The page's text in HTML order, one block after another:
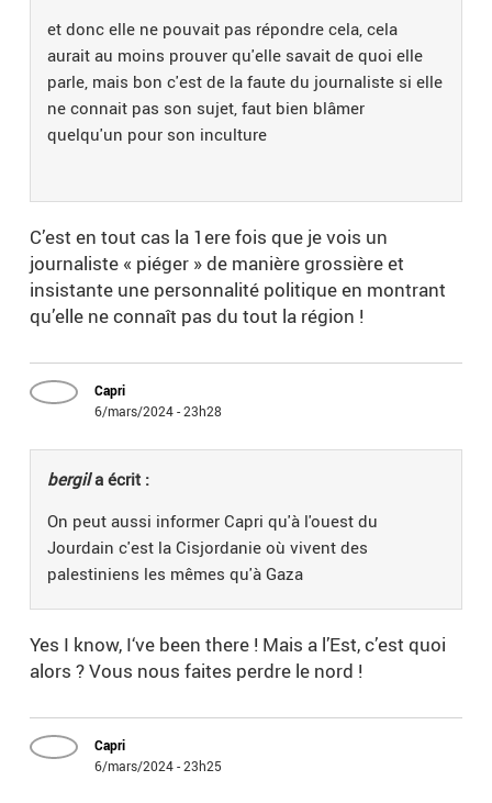
et donc elle ne pouvait pas répondre cela, cela
aurait au moins prouver qu'elle savait de quoi elle
parle, mais bon c'est de la faute du journaliste si elle
ne connait pas son sujet, faut bien blâmer
quelqu'un pour son inculture
C’est en tout cas la 1ere fois que je vois un
journaliste « piéger » de manière grossière et
insistante une personnalité politique en montrant
qu’elle ne connaît pas du tout la région !
Capri
6/mars/2024 - 23h28
bergila écrit :
On peut aussi informer Capri qu'à l'ouest du
Jourdain c'est la Cisjordanie où vivent des
palestiniens les mêmes qu'à Gaza
Yes I know, I‘ve been there ! Mais a l’Est, c’est quoi
alors ? Vous nous faites perdre le nord !
Capri
6/mars/2024 - 23h25